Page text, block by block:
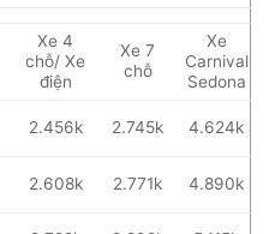
Xe 4
chỗ/ Xe
điện
Xe 7
chỗ
Xe
Carnival
Sedona
2.456k 2.745k 4.624k
2.608k 2.771k 4.890k